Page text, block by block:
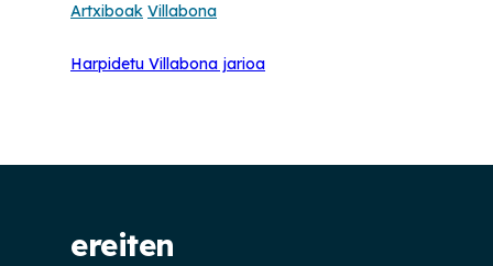
Artxiboak Villabona
Harpidetu Villabona jarioa
ereiten